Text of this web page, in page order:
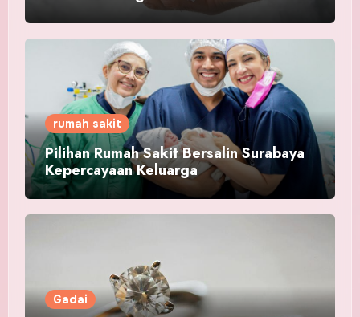
rumah sakit
Pilihan Rumah Sakit Bersalin Surabaya
Kepercayaan Keluarga
Gadai